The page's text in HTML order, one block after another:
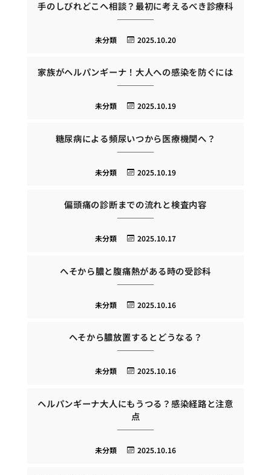
手のしびれどこへ相談？最初に考えるべき診療科
2025.10.20
未分類
家族がヘルパンギーナ！大人への感染を防ぐには
2025.10.19
未分類
糖尿病による頻尿いつから医療機関へ？
2025.10.19
未分類
偏頭痛の診断までの流れと検査内容
2025.10.17
未分類
へそから膿と腹痛熱がある時の受診科
2025.10.16
未分類
へそから膿放置するとどうなる？
2025.10.16
未分類
ヘルパンギーナ大人にもうつる？感染経路と注意
点
2025.10.16
未分類